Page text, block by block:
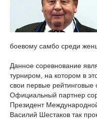
боевому самбо среди
Данное соревнование
турниром, на котором в
свои первые рейтинговые
Официальный партнер
Президент
Василий Шестаков так